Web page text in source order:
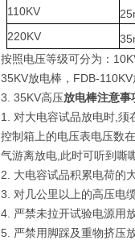
110KV
220KV
按照电压等级可分为：
35KV放电棒，FDB-
3. 35KV高压放电棒注意事
1. 对大电容试品放电时,须
控制箱上的电压表电压数
气游离放电,此时可听到嘶
2. 大电容试品积累电荷的
3. 对几公里以上的高压电
4. 严禁未拉开试验电源用
5. 严禁用脚踩及重物挤压